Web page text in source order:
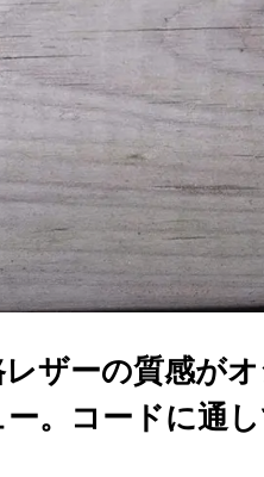
ザーの質感が
ー。コードに通